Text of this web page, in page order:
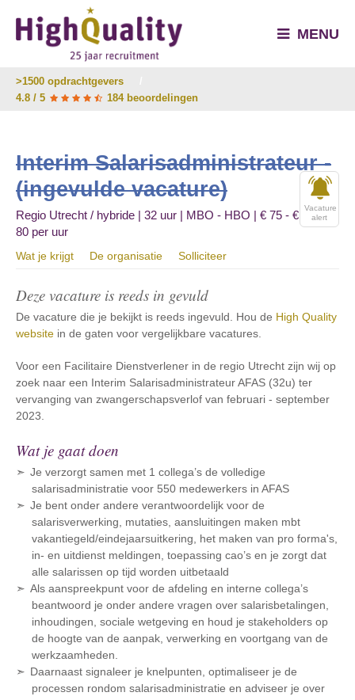
MENU
>1500 opdrachtgevers
4.8 / 5
184 beoordelingen
Interim Salarisadministrateur -
(ingevulde vacature)
Vacature
alert
Regio Utrecht / hybride | 32 uur | MBO - HBO | € 75 - €
80 per uur
Wat je krijgt De organisatie Solliciteer
Deze vacature is reeds in gevuld
De vacature die je bekijkt is reeds ingevuld. Hou de High Quality
website in de gaten voor vergelijkbare vacatures.
Voor een Facilitaire Dienstverlener in de regio Utrecht zijn wij op
zoek naar een Interim Salarisadministrateur AFAS (32u) ter
vervanging van zwangerschapsverlof van februari - september
2023.
Wat je gaat doen
Je verzorgt samen met 1 collega’s de volledige
salarisadministratie voor 550 medewerkers in AFAS
Je bent onder andere verantwoordelijk voor de
salarisverwerking, mutaties, aansluitingen maken mbt
vakantiegeld/eindejaarsuitkering, het maken van pro forma's,
in- en uitdienst meldingen, toepassing cao’s en je zorgt dat
alle salarissen op tijd worden uitbetaald
Als aanspreekpunt voor de afdeling en interne collega’s
beantwoord je onder andere vragen over salarisbetalingen,
inhoudingen, sociale wetgeving en houd je stakeholders op
de hoogte van de aanpak, verwerking en voortgang van de
werkzaamheden.
Daarnaast signaleer je knelpunten, optimaliseer je de
processen rondom salarisadministratie en adviseer je over